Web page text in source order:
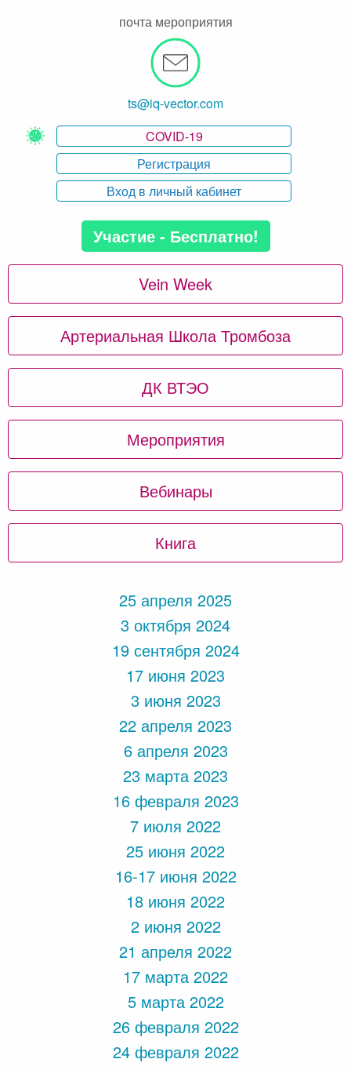
почта мероприятия
ts@iq-vector.com
COVID-19
Регистрация
Вход в личный кабинет
Участие - Бесплатно!
Vein Week
Артериальная Школа Тромбоза
ДК ВТЭО
Мероприятия
Вебинары
Книга
25 апреля 2025
3 октября 2024
19 сентября 2024
17 июня 2023
3 июня 2023
22 апреля 2023
6 апреля 2023
23 марта 2023
16 февраля 2023
7 июля 2022
25 июня 2022
16-17 июня 2022
18 июня 2022
2 июня 2022
21 апреля 2022
17 марта 2022
5 марта 2022
26 февраля 2022
24 февраля 2022